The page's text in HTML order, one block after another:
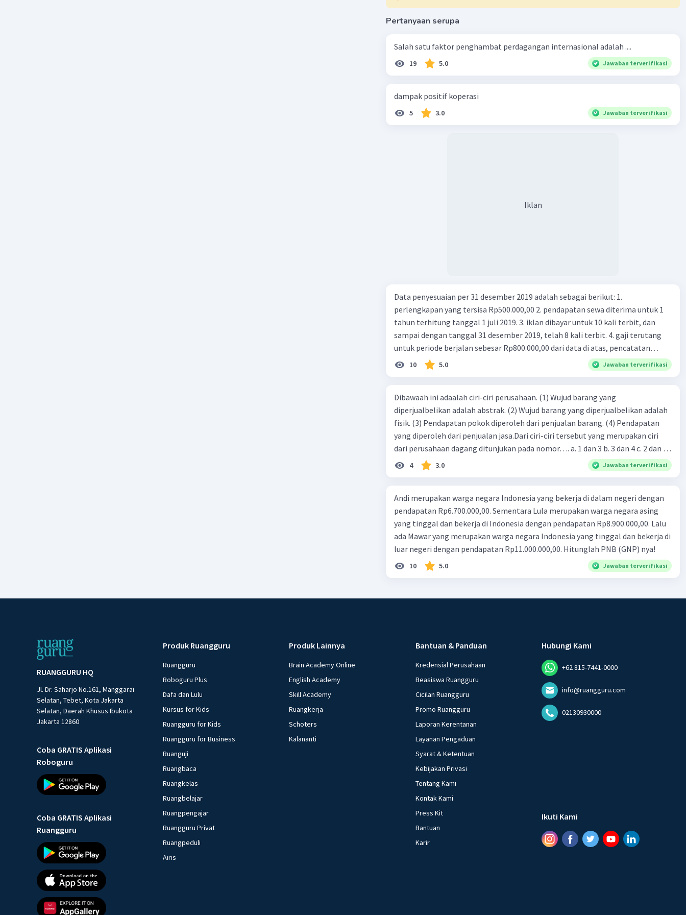
Pertanyaan serupa
Salah satu faktor penghambat perdagangan internasional adalah ....
19 5.0 Jawaban terverifikasi
dampak positif koperasi
5 3.0 Jawaban terverifikasi
Iklan
Data penyesuaian per 31 desember 2019 adalah sebagai berikut: 1.
perlengkapan yang tersisa Rp500.000,00 2. pendapatan sewa diterima untuk 1
tahun terhitung tanggal 1 juli 2019. 3. iklan dibayar untuk 10 kali terbit, dan
sampai dengan tanggal 31 desember 2019, telah 8 kali terbit. 4. gaji terutang
untuk periode berjalan sebesar Rp800.000,00 dari data di atas, pencatatan
jurnal pembalik yang benar adalah ....
10 5.0 Jawaban terverifikasi
Dibawaah ini adaalah ciri-ciri perusahaan. (1) Wujud barang yang
diperjualbelikan adalah abstrak. (2) Wujud barang yang diperjualbelikan adalah
fisik. (3) Pendapatan pokok diperoleh dari penjualan barang. (4) Pendapatan
yang diperoleh dari penjualan jasa.Dari ciri-ciri tersebut yang merupakan ciri
dari perusahaan dagang ditunjukan pada nomor…. a. 1 dan 3 b. 3 dan 4 c. 2 dan 3
d. 1 dan 2 e. 2 dan 4
4 3.0 Jawaban terverifikasi
Andi merupakan warga negara Indonesia yang bekerja di dalam negeri dengan
pendapatan Rp6.700.000,00. Sementara Lula merupakan warga negara asing
yang tinggal dan bekerja di Indonesia dengan pendapatan Rp8.900.000,00. Lalu
ada Mawar yang merupakan warga negara Indonesia yang tinggal dan bekerja di
luar negeri dengan pendapatan Rp11.000.000,00. Hitunglah PNB (GNP) nya!
10 5.0 Jawaban terverifikasi
RUANGGURU HQ
Jl. Dr. Saharjo No.161, Manggarai
Selatan, Tebet, Kota Jakarta
Selatan, Daerah Khusus Ibukota
Jakarta 12860
Coba GRATIS Aplikasi
Roboguru
Coba GRATIS Aplikasi
Ruangguru
Produk Ruangguru
Ruangguru
Roboguru Plus
Dafa dan Lulu
Kursus for Kids
Ruangguru for Kids
Ruangguru for Business
Ruanguji
Ruangbaca
Ruangkelas
Ruangbelajar
Ruangpengajar
Ruangguru Privat
Ruangpeduli
Airis
Produk Lainnya
Brain Academy Online
English Academy
Skill Academy
Ruangkerja
Schoters
Kalananti
Bantuan & Panduan
Kredensial Perusahaan
Beasiswa Ruangguru
Cicilan Ruangguru
Promo Ruangguru
Laporan Kerentanan
Layanan Pengaduan
Syarat & Ketentuan
Kebijakan Privasi
Tentang Kami
Kontak Kami
Press Kit
Bantuan
Karir
Hubungi Kami
+62 815-7441-0000
info@ruangguru.com
02130930000
Ikuti Kami